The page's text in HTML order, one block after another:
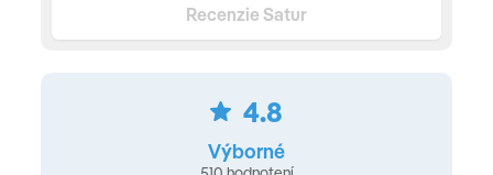
balkón alebo terasa • klimatizácia • súkromná kúpeľňa
so sprchou • sušič na vlasy • LCD TV • Wi–Fi (zdarma) •
(30 m2, pre 2 osoby, výhľad do záhrady,
Recenzie Satur
4.8
Výborné